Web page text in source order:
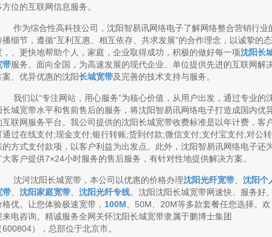
方位的互联网信息服务。
作为综合性高科技公司，沈阳智易讯网络电子了解网络整合营销行业
播细节，遵循“互利互惠、相互依存、共求发展”的合作理念，以诚挚的态
，、更快地帮助个人，家庭，企业取得成功，积极的做好每一项沈阳长
带服务。面向全国，为高速发展的现代企业、单位提供先进的互联网解
案、优异优惠的沈阳长城宽带及完善的技术支持与服务。
我们以“专注网站，用心服务”为核心价值，从用户出发，通过专业的
长城宽带水平和售前售后的服务，将沈阳智易讯网络电子打造成国内优
互联网服务平台。我公司提供的沈阳长城宽带收费标准是以年计费，客
通过在线支付;现金支付;银行转账;货到付款;微信支付;支付宝支付;对公转
的方式支付款项，以客户利益为出发点。此外，沈阳智易讯网络电子还
大客户提供7×24小时服务的售后服务，有针对性地提供解决方案。
沈河沈阳长城宽带，本公司以优惠的价格办理沈阳光纤宽带、 沈阳个
带、 沈阳家庭宽带、 沈阳光纤专线。沈阳沈阳长城宽带网速快、服务好
格优。让您体验极速宽带， 100M 、50M、20M等多款套餐任您选择。欢
来电咨询。精诚服务全网关怀沈阳长城宽带隶属于鹏博士集团
600804），总部位于北京市。